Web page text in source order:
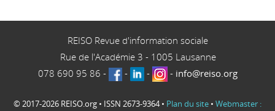
REISO Revue d'information sociale
Rue de l'Académie 3 - 1005 Lausanne
078 690 95 86 - - - - info@reiso.org
© 2017-2026 REISO.org • ISSN 2673-9364 • Plan du site • Webmaster :